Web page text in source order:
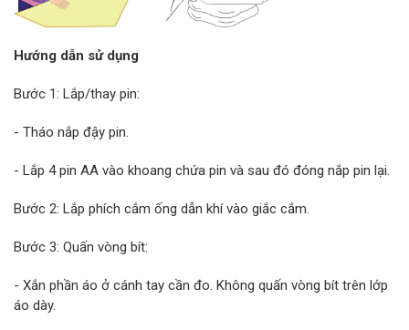
Hướng dẫn sử dụng
Bước 1: Lắp/thay pin:
- Tháo nắp đậy pin.
- Lắp 4 pin AA vào khoang chứa pin và sau đó đóng nắp pin lại.
Bước 2: Lắp phích cắm ống dẫn khí vào giắc cắm.
Bước 3: Quấn vòng bít:
- Xắn phần áo ở cánh tay cần đo. Không quấn vòng bít trên lớp
áo dày.